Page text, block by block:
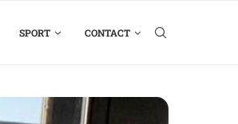
SPORT CONTACT